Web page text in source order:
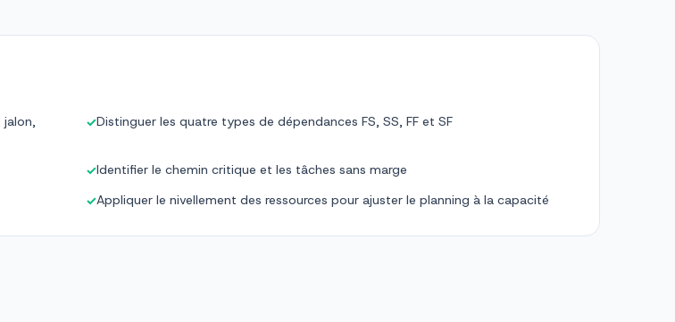
✓Distinguer les quatre types de dépendances FS, SS, FF et SF
✓Identifier le chemin critique et les tâches sans marge
✓Appliquer le nivellement des ressources pour ajuster le planning à la capacité